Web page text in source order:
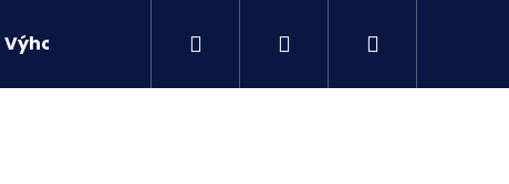
Výhodné sety Kontakty Přihlášení